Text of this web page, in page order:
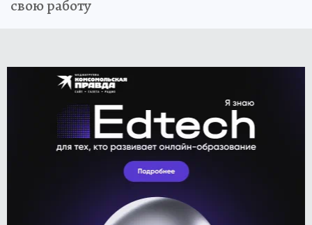
свою работу